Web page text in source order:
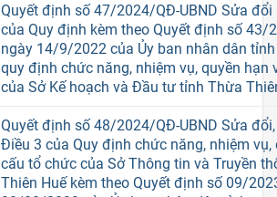
Quyết định số 47/2024/QĐ-UBND Sửa đổi
của Quy định kèm theo Quyết định số 43/
ngày 14/9/2022 của Ủy ban nhân dân
quy định chức năng, nhiệm vụ, quyền hạn
của Sở Kế hoạch và Đầu tư tỉnh Thừa
Quyết định số 48/2024/QĐ-UBND Sửa
Điều 3 của Quy định chức năng, nhiệm vụ,
cấu tổ chức của Sở Thông tin và Truyền
Thiên Huế kèm theo Quyết định số 09/